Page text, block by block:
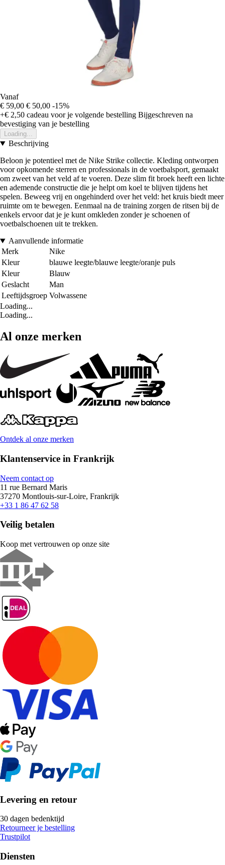
Vanaf
€ 59,00 € 50,00 -15%
+€ 2,50 cadeau voor je volgende bestelling Bijgeschreven na
bevestiging van je bestelling
Loading...
Beschrijving
Beloon je potentieel met de Nike Strike collectie. Kleding ontworpen
voor opkomende sterren en professionals in de voetbalsport, gemaakt
om zweet van het veld af te voeren. Deze slim fit broek heeft een lichte
en ademende constructie die je helpt om koel te blijven tijdens het
spelen. Beweeg vrij en ongehinderd over het veld: het kruis biedt meer
ruimte om te bewegen. Eenmaal na de training zorgen de ritsen bij de
enkels ervoor dat je je kunt omkleden zonder je schoenen of
voetbalschoenen uit te trekken.
Aanvullende informatie
Merk
Nike
Kleur
blauwe leegte/blauwe leegte/oranje puls
Kleur
Blauw
Geslacht
Man
Leeftijdsgroep Volwassene
Loading...
Loading...
Al onze merken
Ontdek al onze merken
Klantenservice in Frankrijk
Neem contact op
11 rue Bernard Maris
37270 Montlouis-sur-Loire, Frankrijk
+33 1 86 47 62 58
Veilig betalen
Koop met vertrouwen op onze site
Levering en retour
30 dagen bedenktijd
Retourneer je bestelling
Trustpilot
Diensten